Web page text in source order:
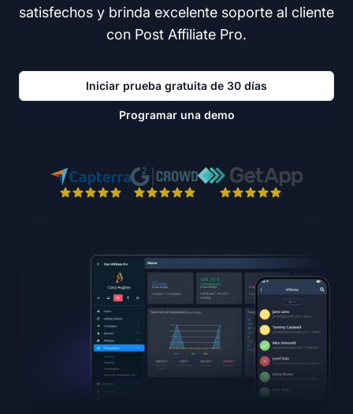
satisfechos y brinda excelente soporte al cliente
con Post Affiliate Pro.
Iniciar prueba gratuita de 30 días
Programar una demo